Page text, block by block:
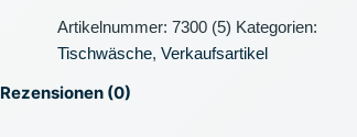
Artikelnummer: 7300 (5) Kategorien:
Tischwäsche, Verkaufsartikel
Rezensionen (0)